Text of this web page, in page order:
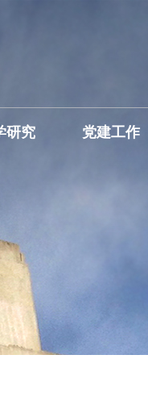
研究 党建工作